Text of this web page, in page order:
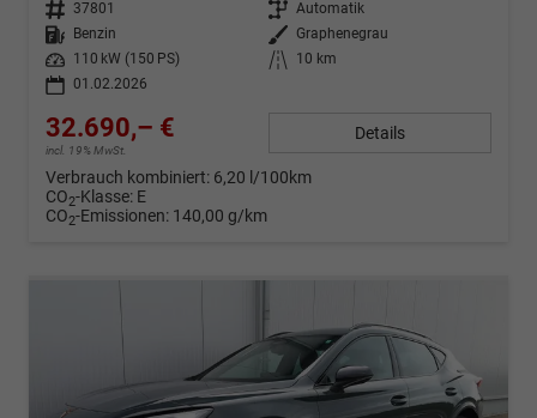
Fahrzeug-Nr. 37801 Getriebe Automatik
Kraftstoff
Benzin Außenfarbe
Graphenegrau
Leistung
110 kW (150 PS) Kilometerstand
10 km
01.02.2026
32.690,– €
incl. 19% MwSt.
Details
Verbrauch kombiniert: 6,20 l/100km
CO2-Klasse: E
CO2-Emissionen: 140,00 g/km